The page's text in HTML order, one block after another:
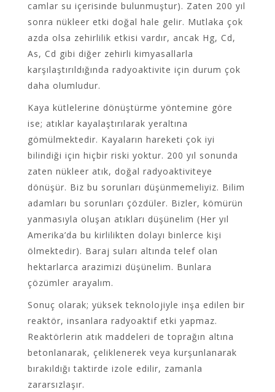
camlar su içerisinde bulunmuştur). Zaten 200 yıl
sonra nükleer etki doğal hale gelir. Mutlaka çok
azda olsa zehirlilik etkisi vardır, ancak Hg, Cd,
As, Cd gibi diğer zehirli kimyasallarla
karşılaştırıldığında radyoaktivite için durum çok
daha olumludur.
Kaya kütlelerine dönüştürme yöntemine göre
ise; atıklar kayalaştırılarak yeraltına
gömülmektedir. Kayaların hareketi çok iyi
bilindiği için hiçbir riski yoktur. 200 yıl sonunda
zaten nükleer atık, doğal radyoaktiviteye
dönüşür. Biz bu sorunları düşünmemeliyiz. Bilim
adamları bu sorunları çözdüler. Bizler, kömürün
yanmasıyla oluşan atıkları düşünelim (Her yıl
Amerika’da bu kirlilikten dolayı binlerce kişi
ölmektedir). Baraj suları altında telef olan
hektarlarca arazimizi düşünelim. Bunlara
çözümler arayalım.
Sonuç olarak; yüksek teknolojiyle inşa edilen bir
reaktör, insanlara radyoaktif etki yapmaz.
Reaktörlerin atık maddeleri de toprağın altına
betonlanarak, çeliklenerek veya kurşunlanarak
bırakıldığı taktirde izole edilir, zamanla
zararsızlaşır.